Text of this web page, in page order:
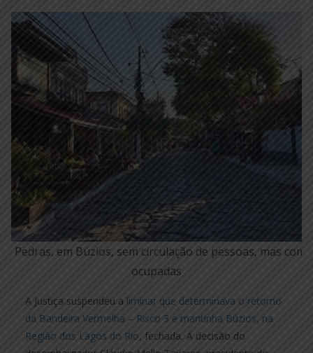
Pedras, em Búzios, sem circulação de pessoas, mas com
ocupadas
A Justiça suspendeu a liminar que determinava o retorno
da Bandeira Vermelha – Risco 3 e mantinha Búzios, na
Região dos Lagos do Rio, fechada. A decisão do